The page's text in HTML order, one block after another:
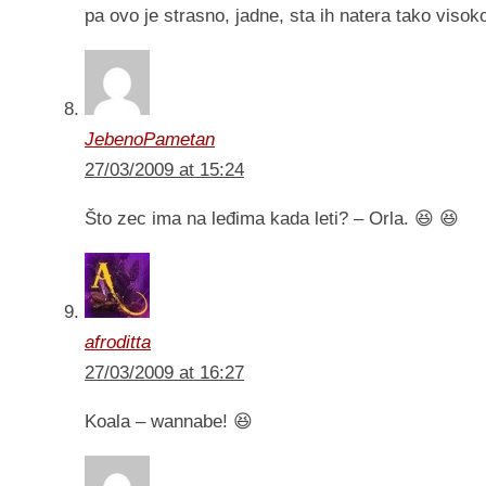
pa ovo je strasno, jadne, sta ih natera tako
JebenoPametan
27/03/2009 at 15:24
Što zec ima na leđima kada leti? – Orla. 😆 😆
afroditta
27/03/2009 at 16:27
Koala – wannabe! 😆